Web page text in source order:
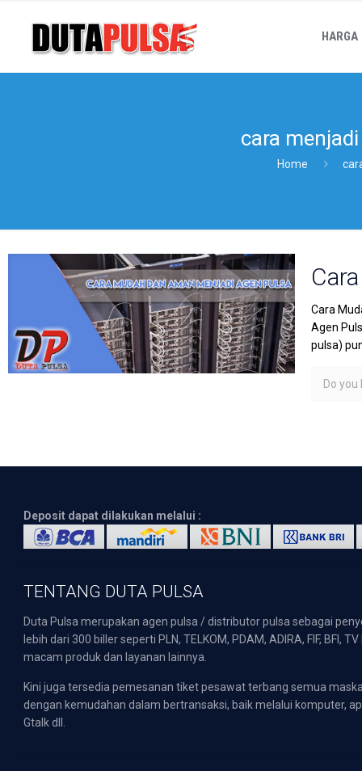
HARGA
cara
Home
Cara
Agen
pulsa)
Do you
Deposit dapat dilakukan melalui :
TENTANG DUTA PULSA
Duta Pulsa merupakan agen pulsa / distributor pulsa sebagai
lebih dari 300 biller seperti PLN, TELKOM, PDAM, ADIRA, FIF,
macam produk dan layanan lainnya.
Kini juga tersedia pemesanan tiket pesawat terbang semua
dengan kemudahan dalam bertransaksi, baik melalui komputer,
Gtalk dll.